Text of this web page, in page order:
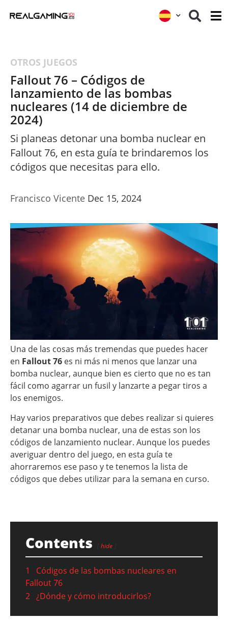
OTROS JUEGOS
Fallout 76 – Códigos de
lanzamiento de las bombas
nucleares (14 de diciembre de
2024)
Si planeas detonar una bomba nuclear en
Fallout 76, en esta guía te brindaremos los
códigos que necesitas para ello.
Francisco Vicente Dec 15, 2024
Una de las cosas más tremendas que puedes hacer
en Fallout 76 es ni más ni menos que lanzar una
bomba nuclear, aunque bien es cierto que no es tan
fácil como agarrar un fusil y lanzarte a pegar tiros a
los enemigos.
Hay varios preparativos que debes realizar si quieres
detanar una bomba nuclear, una de estas son los
códigos de lanzamiento nuclear. Aunque los puedes
averiguar dentro del juego, en esta guía te
ahorraremos ese paso y te tenemos la lista de
códigos que debes utilizar para la semana en curso.
Contents hide
1
Códigos de las bombas nucleares en
Fallout 76
2 ¿Dónde y cómo introducirlos?